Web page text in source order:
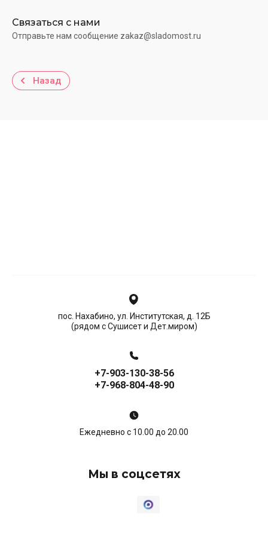
Связаться с нами
Отправьте нам сообщение zakaz@sladomost.ru
Назад
пос. Нахабино, ул. Институтская, д. 12Б
(рядом с Сушисет и Дет.миром)
+7-903-130-38-56
+7-968-804-48-90
Ежедневно с 10.00 до 20.00
Мы в соцсетях